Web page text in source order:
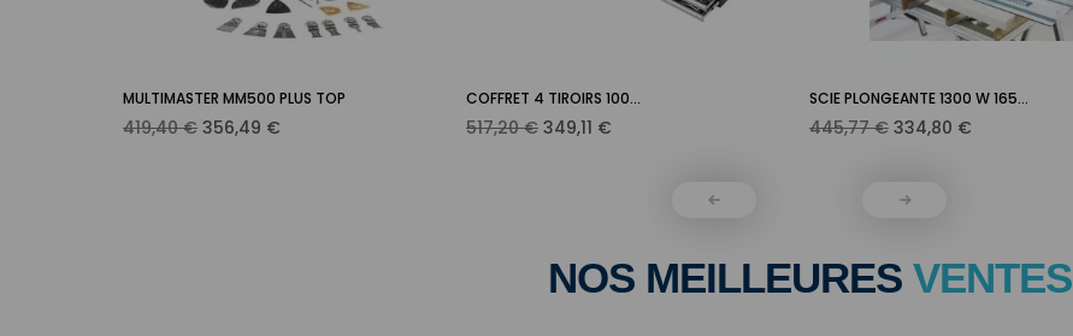
Ajouter au panier
MULTIMASTER MM500 PLUS TOP
Prix
419,40 € Prix
356,49 €
Ajouter au panier
COFFRET 4 TIROIRS 100...
Prix
517,20 € Prix
349,11 €
Ajouter au panier
SCIE PLONGEANTE 1300 W 165...
Prix
445,77 € Prix
334,80 €
NOS MEILLEURES VENTES